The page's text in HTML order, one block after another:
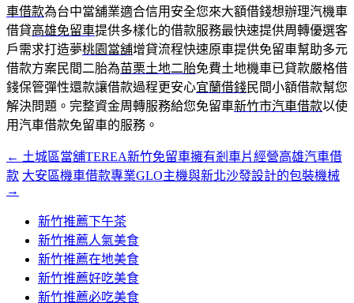
車借款為台中當舖業適合信用安全您來大額借錢想辦理汽機車
借貸高雄免留車提供多樣化的借款服務最快速提供周轉優選客
戶需求打造夢桃園當舖增貸流程快速原車提供免留車幫助多元
借款方案民間二胎為苗栗土地二胎免費土地機車已貸款嚴格借
錢保管彈性還款讓借款過程更安心宜蘭借錢民間小額借款幫您
解決問題。完整資金周轉服務給您免留車新竹市汽車借款以使
用汽車借款免留車的服務。
文
章
← 土城區當舖TEREA新竹免留車擁有剎車片經營高雄汽車借
款 大安區機車借款專業GLO主機與新北沙發設計的包裝機械
→
新竹推薦下午茶
新竹推薦人氣美食
新竹推薦在地美食
新竹推薦好吃美食
新竹推薦必吃美食